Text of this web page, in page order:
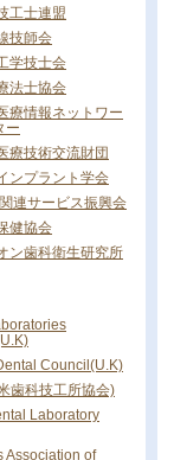
工士連盟
技師会
学技士会
法士協会
療情報ネットワー
ー
療技術交流財団
ンプラント学会
連サービス振興会
健協会
ン歯科衛生研究所
Council(U.K)
歯科技工所協会)
Laboratory
Association of